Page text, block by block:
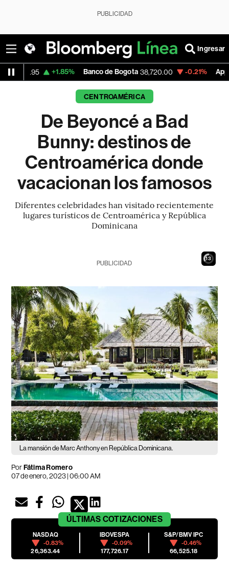
PUBLICIDAD
Ingresar
Banco de Bogota 38,720.00 -0.21% Apple 310.94
CENTROAMÉRICA
De Beyoncé a Bad
Bunny: destinos de
Centroamérica donde
vacacionan los famosos
Diferentes celebridades han visitado recientemente
lugares turísticos de Centroamérica y República
Dominicana
12
PUBLICIDAD
La mansión de Marc Anthony en República Dominicana.
PorFátima Romero
07 de enero, 2023 | 06:00 AM
ÚLTIMAS COTIZACIONES
NASDAQ
-0.83%
26,363.44
IBOVESPA
-0.09%
177,726.17
S&P/BMV IPC
-0.46%
66,525.18